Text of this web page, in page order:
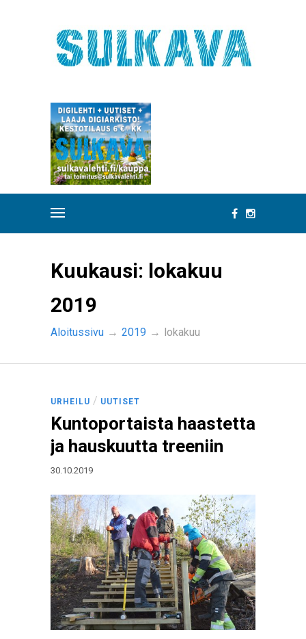
Kuukausi: lokakuu
2019
Aloitussivu → 2019 → lokakuu
URHEILU / UUTISET
Kuntoportaista haastetta
ja hauskuutta treeniin
30.10.2019